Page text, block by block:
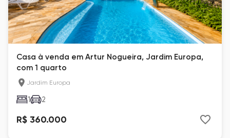
Casa à venda em Artur Nogueira, Jardim Europa,
com 1 quarto
Jardim Europa
1 2
R$ 360.000